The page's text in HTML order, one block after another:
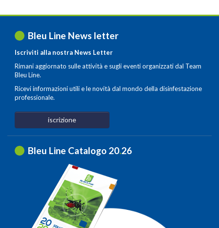
Bleu Line News letter
Iscriviti alla nostra News Letter
Rimani aggiornato sulle attività e sugli eventi organizzati dal Team
Bleu Line.
Ricevi informazioni utili e le novità dal mondo della disinfestazione
professionale.
iscrizione
Bleu Line Catalogo 20.26